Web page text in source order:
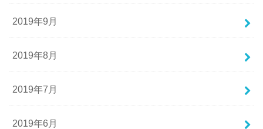
2019年9月
2019年8月
2019年7月
2019年6月